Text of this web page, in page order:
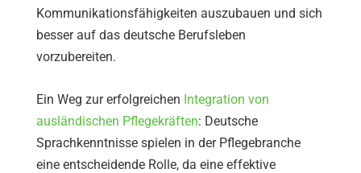
Kommunikationsfähigkeiten auszubauen und sich
besser auf das deutsche Berufsleben
vorzubereiten.
Ein Weg zur erfolgreichen Integration von
ausländischen Pflegekräften: Deutsche
Sprachkenntnisse spielen in der Pflegebranche
eine entscheidende Rolle, da eine effektive